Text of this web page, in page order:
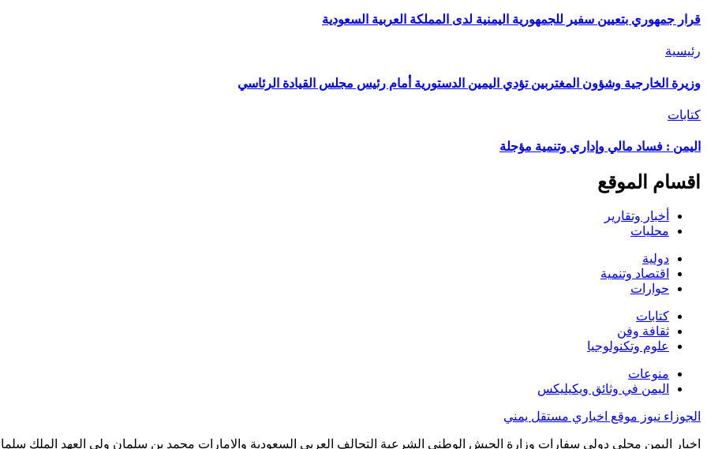
قرار جمهوري بتعيين سفير للجمهورية اليمنية لدى المملكة العربية السعودية
رئيسية
وزيرة الخارجية وشؤون المغتربين تؤدي اليمين الدستورية أمام رئيس مجلس القيادة الرئاسي
كتابات
اليمن : فساد مالي وإداري وتنمية مؤجلة
اقسام الموقع
أخبار وتقارير
محليات
دولية
اقتصاد وتنمية
حوارات
كتابات
ثقافة وفن
علوم وتكنولوجيا
منوعات
اليمن في وثائق ويكيليكس
الجوزاء نيوز موقع اخباري مستقل يمني
اخبار اليمن محلي دولي سفارات وزارة الجيش الوطني الشرعية التحالف العربي السعودية والامارات محمد بن سلمان ولي العهد الملك